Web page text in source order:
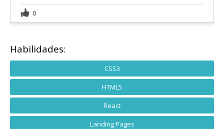
0
Habilidades:
CSS3
HTML5
React
Landing Pages